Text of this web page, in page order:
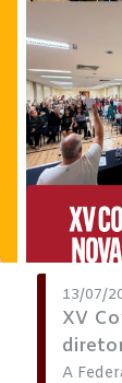
13/07/
XV
A